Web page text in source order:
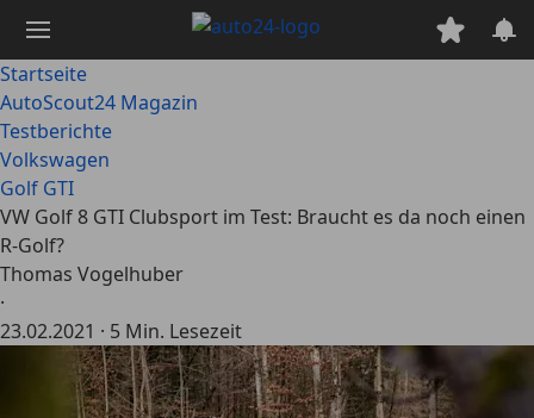
Hauptinhalt
springen
Startseite
AutoScout24 Magazin
Testberichte
Volkswagen
Golf GTI
VW Golf 8 GTI Clubsport im Test: Braucht es da noch einen
R-Golf?
Thomas Vogelhuber
·
23.02.2021 · 5 Min. Lesezeit